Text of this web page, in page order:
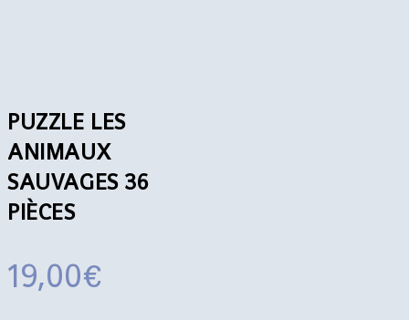
PUZZLE LES
ANIMAUX
SAUVAGES 36
PIÈCES
19,00€